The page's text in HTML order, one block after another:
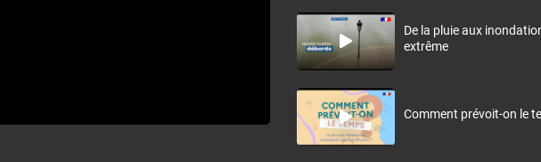
De la pluie aux
extrême
Comment prévoit-on le